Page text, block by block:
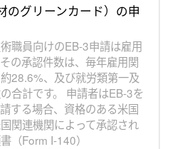
のグリーンカード）の申
職員向けのEB-3申請は雇用
の承認件数は、毎年雇用関
28.6%、及び就労類第一及
合計です。 申請者はEB-3を
する場合、資格のある米国
関連機関によって承認され
（Form I-140）